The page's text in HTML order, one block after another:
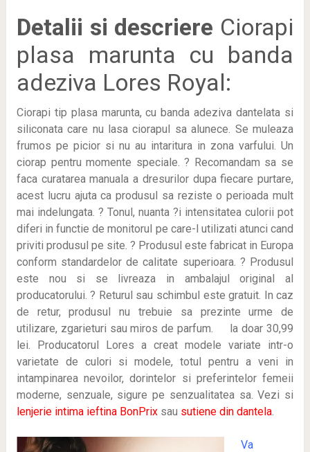
Detalii si descriere Ciorapi
plasa marunta cu banda
adeziva Lores Royal:
Ciorapi tip plasa marunta, cu banda adeziva dantelata si
siliconata care nu lasa ciorapul sa alunece. Se muleaza
frumos pe picior si nu au intaritura in zona varfului. Un
ciorap pentru momente speciale. ? Recomandam sa se
faca curatarea manuala a dresurilor dupa fiecare purtare,
acest lucru ajuta ca produsul sa reziste o perioada mult
mai indelungata. ? Tonul, nuanta ?i intensitatea culorii pot
diferi in functie de monitorul pe care-l utilizati atunci cand
priviti produsul pe site. ? Produsul este fabricat in Europa
conform standardelor de calitate superioara. ? Produsul
este nou si se livreaza in ambalajul original al
producatorului. ? Returul sau schimbul este gratuit. In caz
de retur, produsul nu trebuie sa prezinte urme de
utilizare, zgarieturi sau miros de parfum. la doar 30,99
lei. Producatorul Lores a creat modele variate intr-o
varietate de culori si modele, totul pentru a veni in
intampinarea nevoilor, dorintelor si preferintelor femeii
moderne, senzuale, sigure pe senzualitatea sa. Vezi si
lenjerie intima ieftina BonPrixsau sutiene din dantela.
Va